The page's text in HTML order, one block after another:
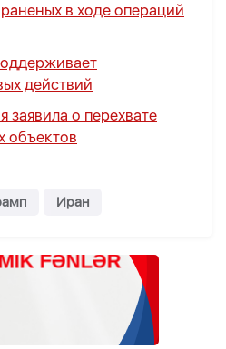
в ходе операций
действий
заявила о перехвате
объектов
Иран